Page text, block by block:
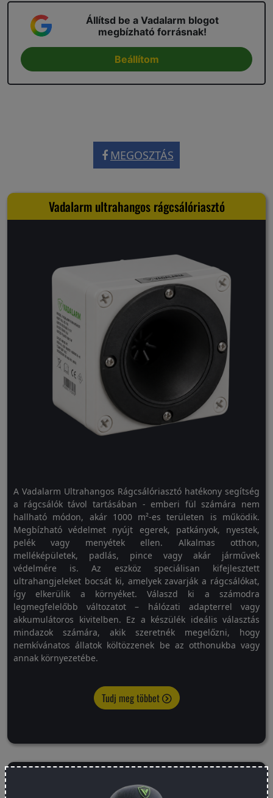
Állítsd be a Vadalarm blogot
megbízható forrásnak!
Beállítom
MEGOSZTÁS
Vadalarm ultrahangos rágcsálóriasztó
A Vadalarm Ultrahangos Rágcsálóriasztó hatékony segítség
a rágcsálók távol tartásában - emberi fül számára nem
hallható módon, akár 1000 m²-es területen is működik.
Megbízható védelmet nyújt egerek, patkányok, nyestek,
pelék vagy menyétek ellen. Alkalmas otthon,
melléképületek, padlás, pince vagy akár járművek
védelmére is. Az eszköz speciálisan kifejlesztett
ultrahangjeleket bocsát ki, amelyek zavarják a rágcsálókat,
így elkerülik a környéket. Válaszd ki a számodra
legmegfelelőbb változatot – hálózati adapterrel vagy
akkumulátoros kivitelben. Ez a készülék ideális választás
mindazok számára, akik szeretnék megelőzni, hogy
nemkívánatos állatok költözzenek be az otthonukba vagy
annak környezetébe.
Tudj meg többet